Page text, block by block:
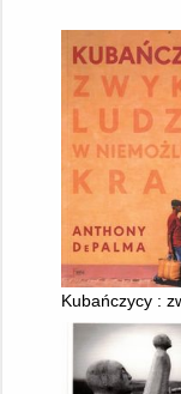
Kubańczycy :